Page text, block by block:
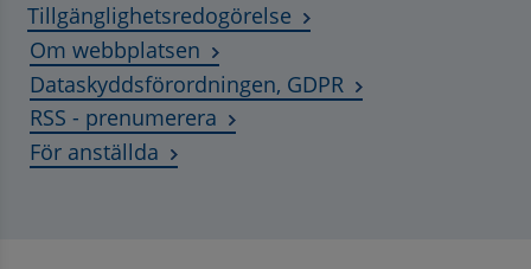
Tillgänglighetsredogörelse
Om webbplatsen
Dataskyddsförordningen, GDPR
RSS - prenumerera
För anställda Länk till annan webbplats, öppnas i